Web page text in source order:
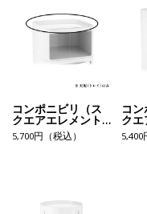
コンポニビリ（ス
クエアエレメント
トレイ）
5,700円（税込）
コ
ク
ドア
5,400